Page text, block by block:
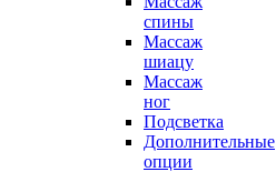
спины
Массаж
шиацу
Массаж
ног
Подсветка
Дополнительные
опции